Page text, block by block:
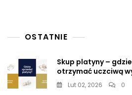
OSTATNIE
Skup platyny –
otrzymać uczciwą
Lut 02, 2026 0